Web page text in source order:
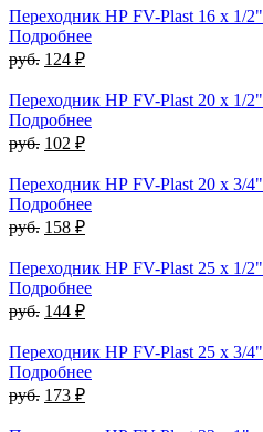
Переходник НР FV-Plast 16 x 1/2"
Подробнее
руб. 124 ₽
Переходник НР FV-Plast 20 x 1/2"
Подробнее
руб. 102 ₽
Переходник НР FV-Plast 20 x 3/4"
Подробнее
руб. 158 ₽
Переходник НР FV-Plast 25 x 1/2"
Подробнее
руб. 144 ₽
Переходник НР FV-Plast 25 x 3/4"
Подробнее
руб. 173 ₽